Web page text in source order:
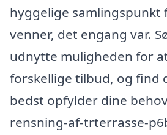
hyggelige samlingspunkt
venner, det engang var.
udnytte muligheden for
forskellige tilbud, og find
bedst opfylder dine
rensning-af-trterrasse-